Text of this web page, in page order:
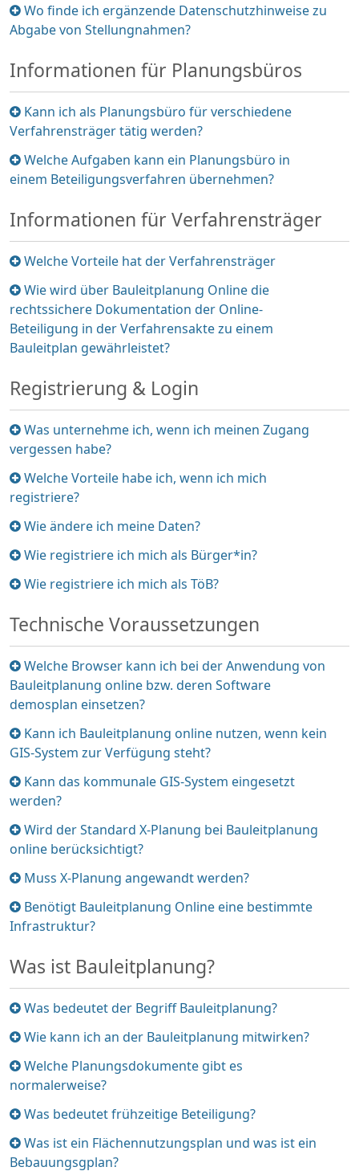
Element
ein-/ausklappen
Abgabe von Stellungnahmen?
Informationen für Planungsbüros
Element
ein-/ausklappen
Verfahrensträger tätig werden?
Element
ein-/ausklappen
einem Beteiligungsverfahren übernehmen?
Informationen für Verfahrensträger
Element
Welche Vorteile hat der Verfahrensträger
Element
ein-/ausklappen
rechtssichere Dokumentation der Online-
Beteiligung in der Verfahrensakte zu einem
Bauleitplan gewährleistet?
Registrierung & Login
Element
ein-/ausklappen
vergessen habe?
Element
ein-/ausklappen
registriere?
Element
Wie ändere ich meine Daten?
Element
Wie registriere ich mich als Bürger*in?
Element
Wie registriere ich mich als TöB?
Technische Voraussetzungen
Element
ein-/ausklappen
Bauleitplanung online bzw. deren Software
demosplan einsetzen?
Element
ein-/ausklappen
GIS-System zur Verfügung steht?
Element
ein-/ausklappen
werden?
Element
ein-/ausklappen
online berücksichtigt?
Element
Muss X-Planung angewandt werden?
Element
ein-/ausklappen
Infrastruktur?
Was ist Bauleitplanung?
Element
Was bedeutet der Begriff Bauleitplanung?
Element
Wie kann ich an der Bauleitplanung mitwirken?
Element
ein-/ausklappen
normalerweise?
Element
Was bedeutet frühzeitige Beteiligung?
Element
ein-/ausklappen
Bebauungsgplan?